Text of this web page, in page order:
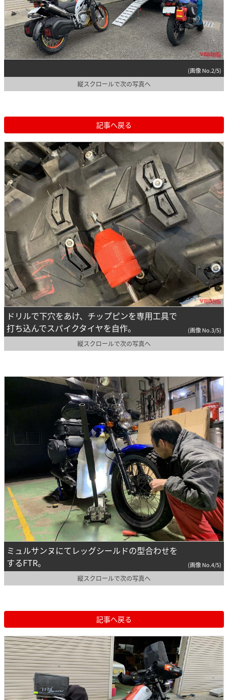
(画像 No.2/5)
縦スクロールで次の写真へ
記事へ戻る
ドリルで下穴をあけ、チップピンを専用工具で
打ち込んでスパイクタイヤを自作。
(画像 No.3/5)
縦スクロールで次の写真へ
ミュルサンヌにてレッグシールドの型合わせを
するFTR。
(画像 No.4/5)
縦スクロールで次の写真へ
記事へ戻る